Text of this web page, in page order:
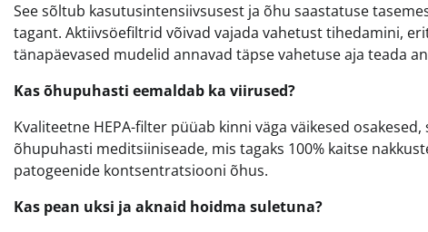
See sõltub kasutusintensiivsusest ja õhu saastatuse
tagant. Aktiivsöefiltrid võivad vajada vahetust tihedamini,
tänapäevased mudelid annavad täpse vahetuse aja teada
Kas õhupuhasti eemaldab ka viirused?
Kvaliteetne HEPA-filter püüab kinni väga väikesed
õhupuhasti meditsiiniseade, mis tagaks 100% kaitse
patogeenide kontsentratsiooni õhus.
Kas pean uksi ja aknaid hoidma suletuna?